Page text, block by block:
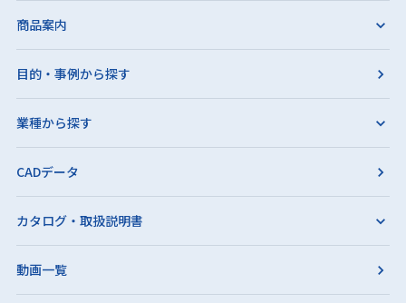
商品案内
目的・事例から探す
業種から探す
CADデータ
カタログ・取扱説明書
動画一覧